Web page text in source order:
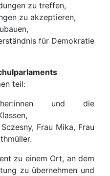
zu treffen,
zu akzeptieren,
für Demokratie
teil:
und die
Frau Mika, Frau
zu einem Ort, an dem
zu übernehmen und